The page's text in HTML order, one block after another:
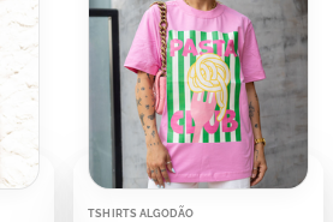
TSHIRTS ALGODÃO